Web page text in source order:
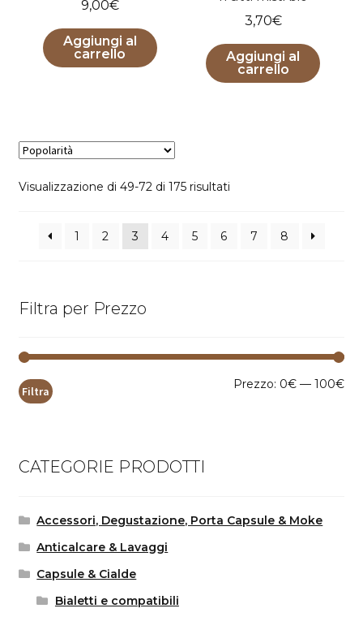
9,00€
Aggiungi al
carrello
3,70€
Aggiungi al
carrello
Visualizzazione di 49-72 di 175 risultatiPopolarità
1 2 3 4 5 6 7 8
Filtra per Prezzo
Filtra Prezzo: 0€ —100€
CATEGORIE PRODOTTI
Accessori, Degustazione, Porta Capsule & Moke
Anticalcare & Lavaggi
Capsule & Cialde
Bialetti e compatibili